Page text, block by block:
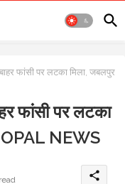
फांसी पर लटका मिला, जबलपुर
फांसी पर लटका
NEWS
share